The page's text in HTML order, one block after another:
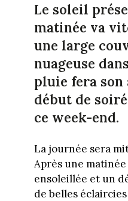
Le soleil
matinée va
une large
nuageuse
pluie fera
début de
ce week-end.
La journée sera
Après une
ensoleillée et un
de belles